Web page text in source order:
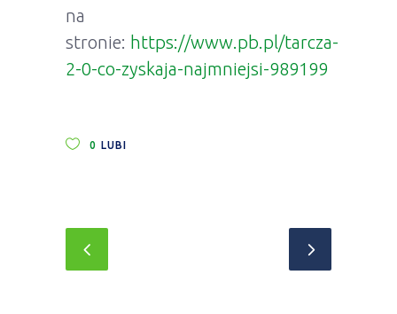
na
stronie: https://www.pb.pl/tarcza-
2-0-co-zyskaja-najmniejsi-989199
0 LUBI